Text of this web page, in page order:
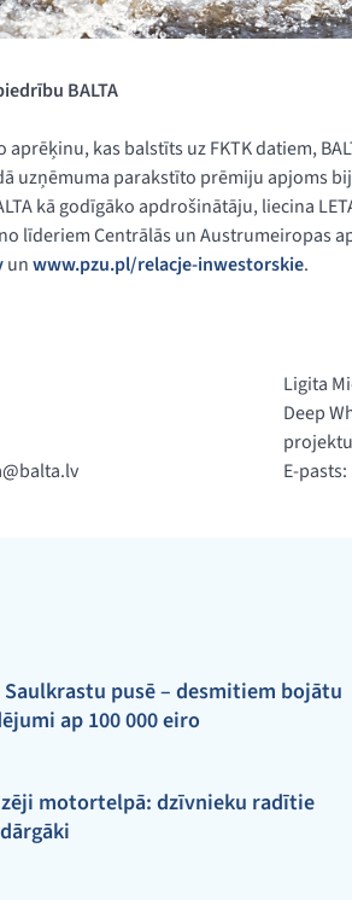
BALTA
aprēķinu, kas balstīts uz FKTK datiem,
uzņēmuma parakstīto prēmiju apjoms
kā godīgāko apdrošinātāju, liecina
līderiem Centrālās un Austrumeiropas
unwww.pzu.pl/relacje-inwestorskie.
Ligita
Deep
E-pasts:
Saulkrastu pusē – desmitiem bojātu
ap 100 000 eiro
motortelpā: dzīvnieku radītie